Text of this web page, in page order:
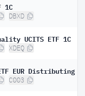
1C
DBXD
UCITS ETF 1C
XDEQ
EUR Distributing
C003